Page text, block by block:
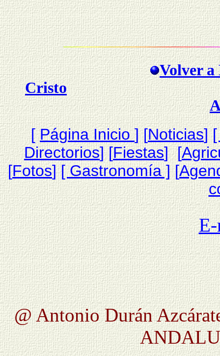
Volver a
Cristo
[Página Inicio ][Noticias]
Directorios] [Fiestas] [
[Fotos][ Gastronomía ][
@ Antonio Durán